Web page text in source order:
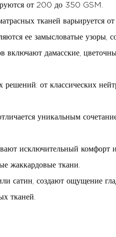
от 200 до 350 GSM.
тканей варьируется
ее замысловатые узоры,
дамасские,
от классических
уникальным
исключительный комфорт
жаккардовые ткани.
сатин, создают ощущение
тканей.